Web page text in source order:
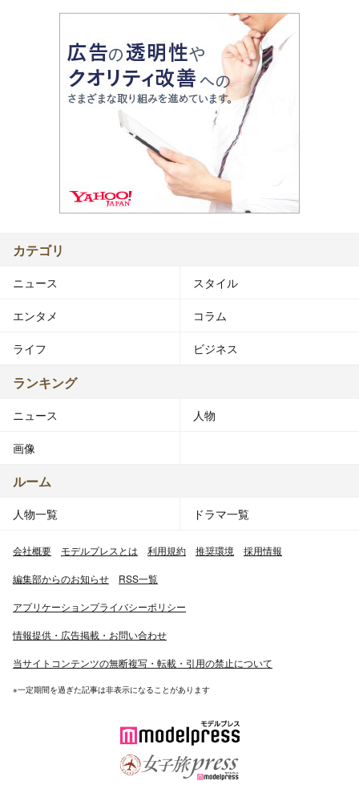
カテゴリ
ニュース スタイル
エンタメ コラム
ライフ ビジネス
ランキング
ニュース 人物
画像
ルーム
人物一覧 ドラマ一覧
会社概要 モデルプレスとは 利用規約 推奨環境 採用情報
編集部からのお知らせ RSS一覧
アプリケーションプライバシーポリシー
情報提供・広告掲載・お問い合わせ
当サイトコンテンツの無断複写・転載・引用の禁止について
※一定期間を過ぎた記事は非表示になることがあります